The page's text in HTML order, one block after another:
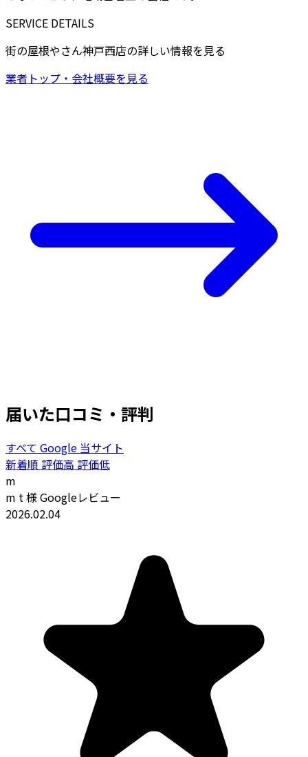
SERVICE DETAILS
街の屋根やさん神戸西店の詳しい情報を見る
業者トップ・会社概要を見る
届いた口コミ・評判
すべて Google 当サイト
新着順 評価高 評価低
m
m t 様Googleレビュー
2026.02.04